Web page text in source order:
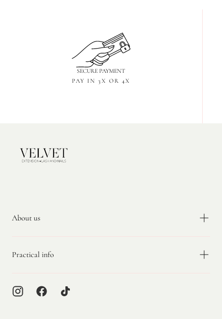
SECURE PAYMENT
PAY IN 3X OR 4X
About us
Practical info